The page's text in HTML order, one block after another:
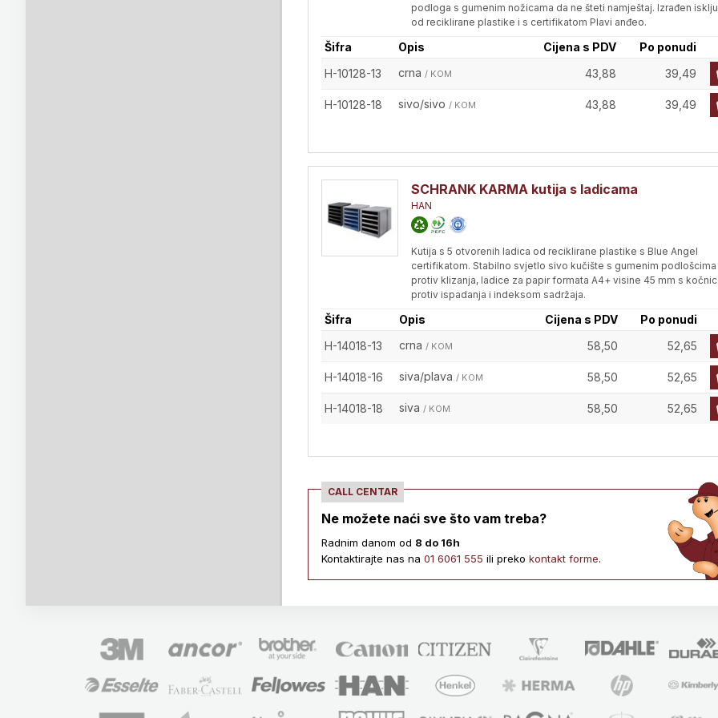
podloga s gumenim nožicama da ne šteti namještaj. Izrađen
od reciklirane plastike i s certifikatom Plavi anđeo.
Šifra Opis Cijena s PDV
Po ponudi
H-10128-13
crna / KOM 43,88 39,49
H-10128-18 sivo/sivo / KOM 43,88 39,49
SCHRANK KARMA kutija s ladicama
HAN
Kutija s 5 otvorenih ladica od reciklirane plastike s Blue Angel
certifikatom. Stabilno svjetlo sivo kučište s gumenim podlošcima
protiv klizanja, ladice za papir formata A4+ visine 45 mm s
protiv ispadanja i indeksom sadržaja.
Šifra Opis Cijena s PDV
Po ponudi
H-14018-13
crna / KOM 58,50 52,65
H-14018-16 siva/plava / KOM 58,50 52,65
H-14018-18 siva / KOM 58,50 52,65
CALL CENTAR
Ne možete naći sve što vam treba?
Radnim danom od 8 do 16h
Kontaktirajte nas na 01 6061 555 ili preko kontakt forme.